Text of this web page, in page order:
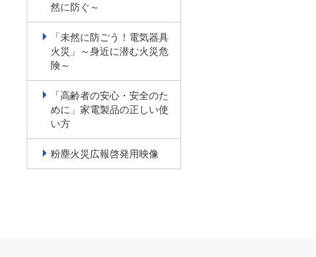
然に防ぐ～
「未然に防ごう！電気器具
火災」～身近に潜む火災危
険～
「高齢者の安心・安全のた
めに」家電製品の正しい使
い方
粉塵火災広報啓発用映像